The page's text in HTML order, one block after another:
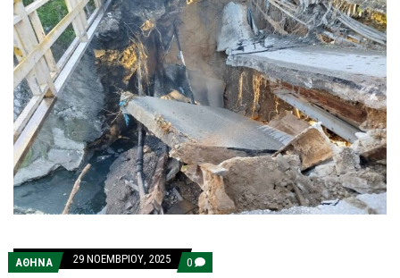
ΑΘΗΝΑ 29 ΝΟΕΜΒΡΊΟΥ, 2025 0 COMMENTS
ON